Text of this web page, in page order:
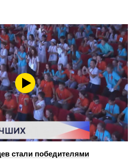
стали победителями